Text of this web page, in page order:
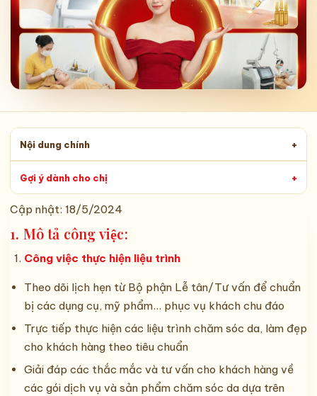
Nội dung chính +
Gợi ý dành cho chị +
Cập nhật: 18/5/2024
1. Mô tả công việc:
Công việc thực hiện liệu trình
Theo dõi lịch hẹn từ Bộ phận Lễ tân/Tư vấn để chuẩn
bị các dụng cụ, mỹ phẩm... phục vụ khách chu đáo
Trực tiếp thực hiện các liệu trình chăm sóc da, làm đẹp
cho khách hàng theo tiêu chuẩn
Giải đáp các thắc mắc và tư vấn cho khách hàng về
các gói dịch vụ và sản phẩm chăm sóc da dựa trên